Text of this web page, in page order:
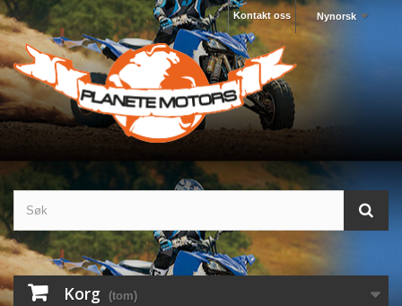
Nynorsk
Kontakt oss
Korg (tom)